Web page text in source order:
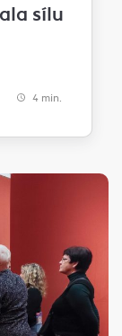
sílu
4 min.